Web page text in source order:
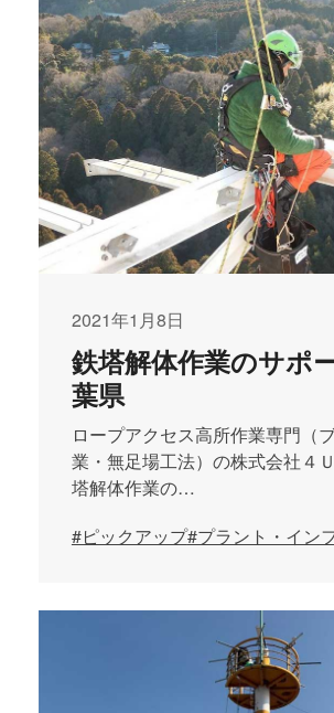
2021年1月8日
鉄塔解体作業のサポ
葉県
ロープアクセス高所作業専門（
業・無足場工法）の株式会社４
塔解体作業の…
#ピックアップ#プラント・イン